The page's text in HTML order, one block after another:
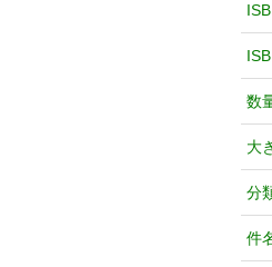
数
大
分
件